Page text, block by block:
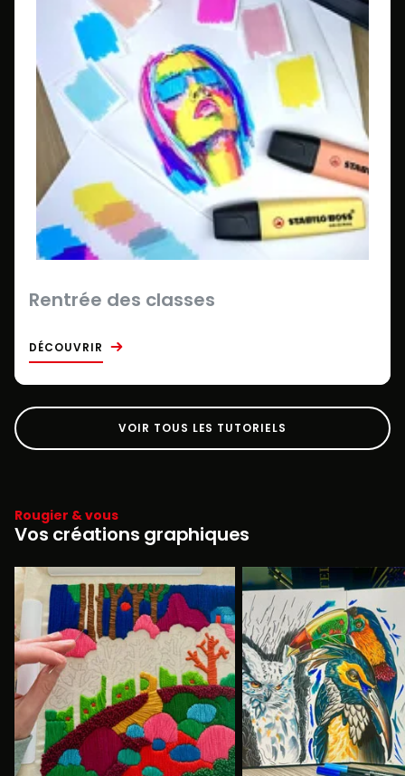
Rentrée des classes
DÉCOUVRIR
VOIR TOUS LES TUTORIELS
Rougier & vous
Vos créations graphiques